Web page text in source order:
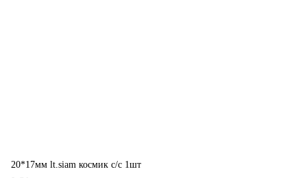
20*17мм lt.siam космик с/с 1шт